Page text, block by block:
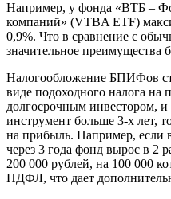
Например, у фонда «ВТБ –
компаний» (VTBA ETF)
0,9%. Что в сравнение с
значительное
Налогообложение БПИФов
виде подоходного налога на
долгосрочным инвестором, и
инструмент больше 3-х лет,
на прибыль. Например, если
через 3 года фонд вырос в 2
200 000 рублей, на 100 000
НДФЛ, что дает